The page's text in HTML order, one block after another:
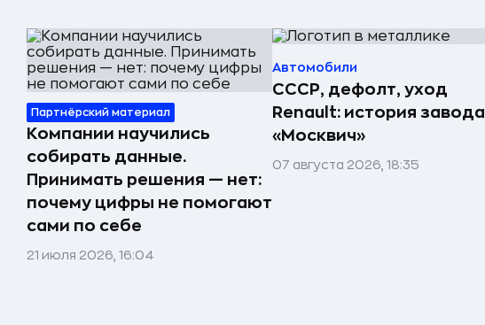
Партнёрский материал
Компании научились
собирать данные.
Принимать решения — нет:
почему цифры не помогают
сами по себе
21 июля 2026, 16:04
Автомобили
СССР, дефолт, уход
Renault: история завода
«Москвич»
07 августа 2026, 18:35